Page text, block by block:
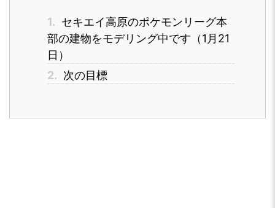
1. セキエイ高原のポケモンリーグ本
部の建物をモデリング中です（1月21
日）
2. 次の目標